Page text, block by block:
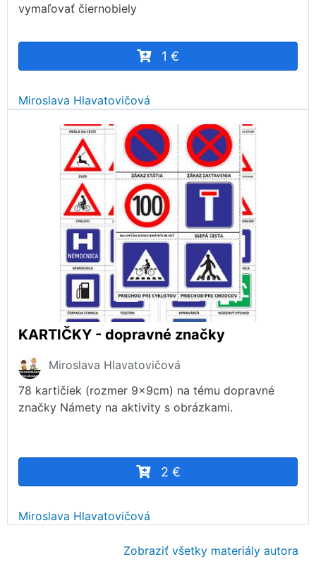
vymaľovať čiernobiely
1 €
Miroslava Hlavatovičová
KARTIČKY - dopravné značky
Miroslava Hlavatovičová
78 kartičiek (rozmer 9x9cm) na tému dopravné
značky Námety na aktivity s obrázkami.
2 €
Miroslava Hlavatovičová
Zobraziť všetky materiály autora